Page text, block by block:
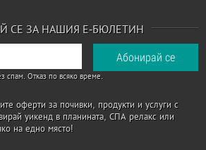
СЕ ЗА НАШИЯ Е-БЮЛЕТИН
спам. Отказ по всяко време.
оферти за почивки, продукти и услуги с
уикенд в планината, СПА релакс или
на едно място!